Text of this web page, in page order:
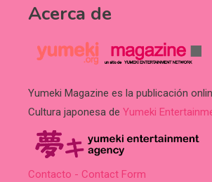
Acerca de
Yumeki Magazine es la publicación
Cultura japonesa de Yumeki
Contacto - Contact Form